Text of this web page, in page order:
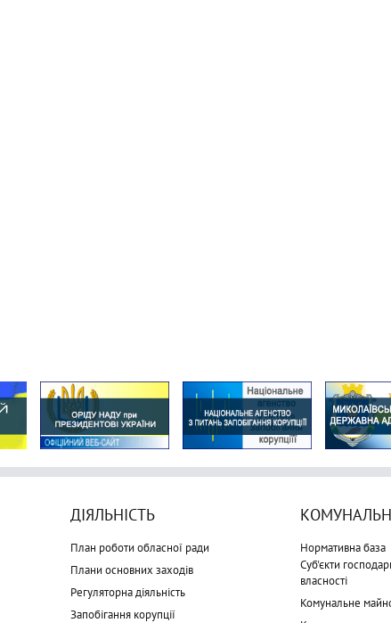
ДІЯЛЬНІСТЬ
План роботи обласної ради
Плани основних заходів
Регуляторна діяльність
Запобігання корупції
Нормативна база
Суб'єкти
власності
Комунальне